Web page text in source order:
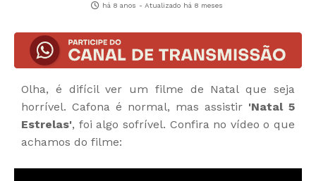
há 8 anos - Atualizado há 8 meses
Olha, é difícil ver um filme de Natal que seja
horrível. Cafona é normal, mas assistir 'Natal 5
Estrelas', foi algo sofrível. Confira no vídeo o que
achamos do filme: